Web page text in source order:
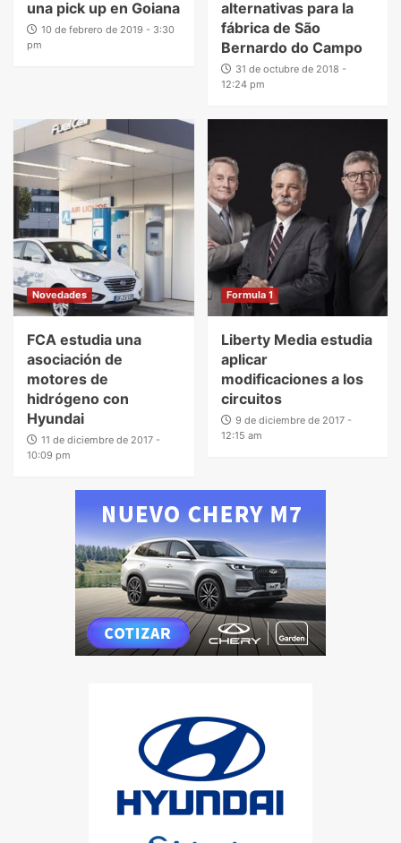
una pick up en Goiana
10 de febrero de 2019 - 3:30
pm
alternativas para la
fábrica de São
Bernardo do Campo
31 de octubre de 2018 -
12:24 pm
Novedades
FCA estudia una
asociación de
motores de
hidrógeno con
Hyundai
11 de diciembre de 2017 -
10:09 pm
Formula 1
Liberty Media estudia
aplicar
modificaciones a los
circuitos
9 de diciembre de 2017 -
12:15 am